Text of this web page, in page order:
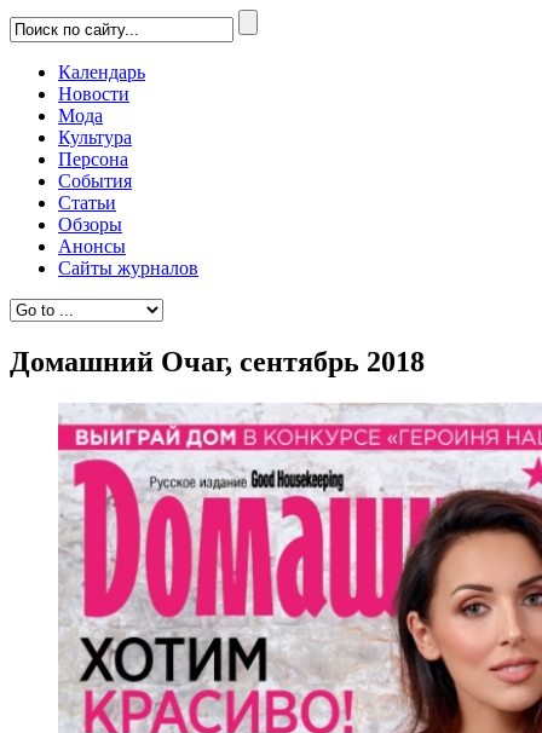
Календарь
Новости
Мода
Культура
Персона
События
Статьи
Обзоры
Анонсы
Сайты журналов
Домашний Очаг, сентябрь 2018